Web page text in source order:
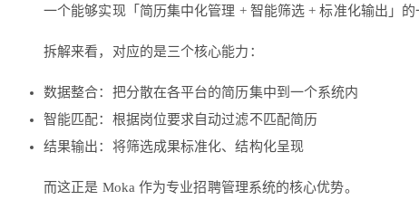
一个能够实现「简历集中化管理 + 智能筛选 + 标准化输出」的
拆解来看，对应的是三个核心能力：
数据整合：把分散在各平台的简历集中到一个系统内
智能匹配：根据岗位要求自动过滤不匹配简历
结果输出：将筛选成果标准化、结构化呈现
而这正是 Moka 作为专业招聘管理系统的核心优势。